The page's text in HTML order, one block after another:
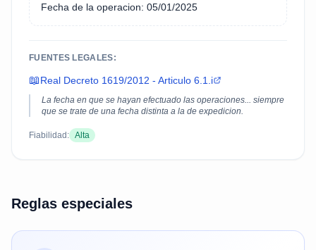
Fecha de la operacion: 05/01/2025
FUENTES LEGALES:
📖Real Decreto 1619/2012 - Articulo 6.1.i
La fecha en que se hayan efectuado las operaciones... siempre
que se trate de una fecha distinta a la de expedicion.
Fiabilidad: Alta
Reglas especiales